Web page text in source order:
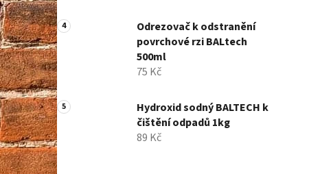
Odrezovač k odstranění
povrchové rzi BALtech
500ml
75 Kč
Hydroxid sodný BALTECH k
čištění odpadů 1kg
89 Kč